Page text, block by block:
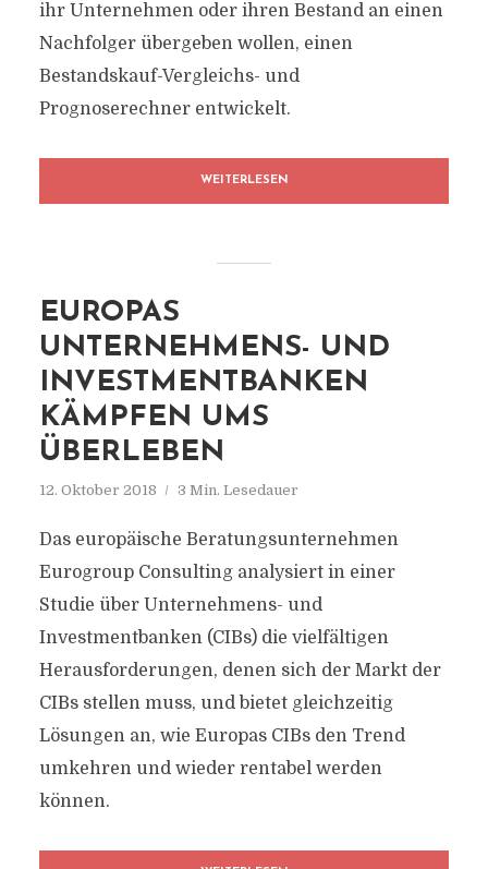
ihr Unternehmen oder ihren Bestand an einen
Nachfolger übergeben wollen, einen
Bestandskauf-Vergleichs- und
Prognoserechner entwickelt.
WEITERLESEN
EUROPAS
UNTERNEHMENS- UND
INVESTMENTBANKEN
KÄMPFEN UMS
ÜBERLEBEN
12. Oktober 2018 3 Min. Lesedauer
Das europäische Beratungsunternehmen
Eurogroup Consulting analysiert in einer
Studie über Unternehmens- und
Investmentbanken (CIBs) die vielfältigen
Herausforderungen, denen sich der Markt der
CIBs stellen muss, und bietet gleichzeitig
Lösungen an, wie Europas CIBs den Trend
umkehren und wieder rentabel werden
können.